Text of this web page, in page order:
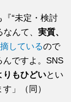
『“未定・検討
なんて、実質、
しているので
ですよ。SNS
りもひどいとい
」（同）